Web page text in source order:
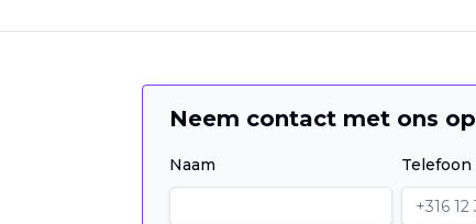
Neem contact met ons op
Naam Telefoon